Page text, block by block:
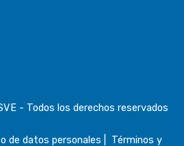
- Todos los derechos reservados
de datos personales Términos y